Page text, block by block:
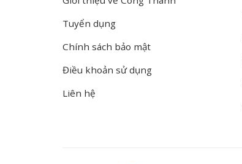
Tuyển dụng
Chính sách bảo mật
Điều khoản sử dụng
Liên hệ